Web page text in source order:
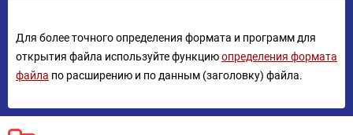
Для более точного определения формата и программ для
открытия файла используйте функциюопределения формата
файла по расширению и по данным (заголовку) файла.